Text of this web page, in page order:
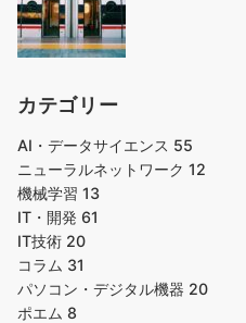
カテゴリー
AI・データサイエンス 55
ニューラルネットワーク 12
機械学習 13
IT・開発 61
IT技術 20
コラム 31
パソコン・デジタル機器 20
ポエム 8